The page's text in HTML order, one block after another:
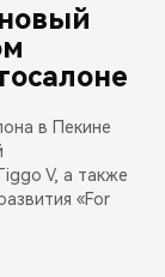
в Пекине
V, а также
«For